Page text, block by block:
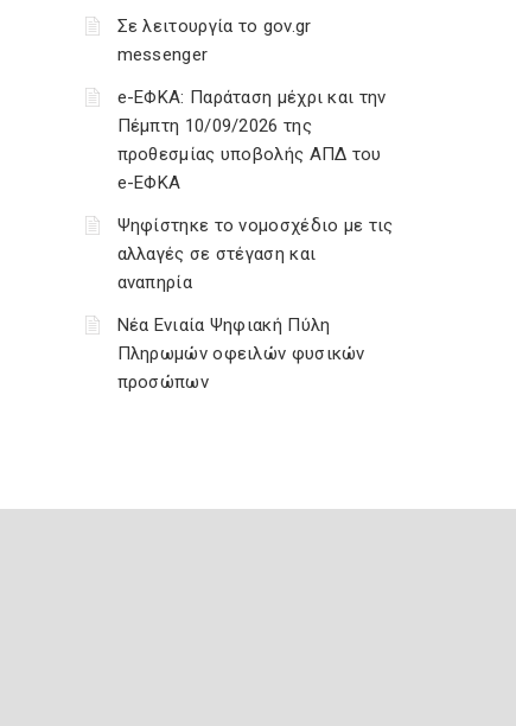
Σε λειτουργία το gov.gr
messenger
e-ΕΦΚΑ: Παράταση μέχρι και την
Πέμπτη 10/09/2026 της
προθεσμίας υποβολής ΑΠΔ του
e-ΕΦΚΑ
Ψηφίστηκε το νομοσχέδιο με τις
αλλαγές σε στέγαση και
αναπηρία
Νέα Ενιαία Ψηφιακή Πύλη
Πληρωμών οφειλών φυσικών
προσώπων